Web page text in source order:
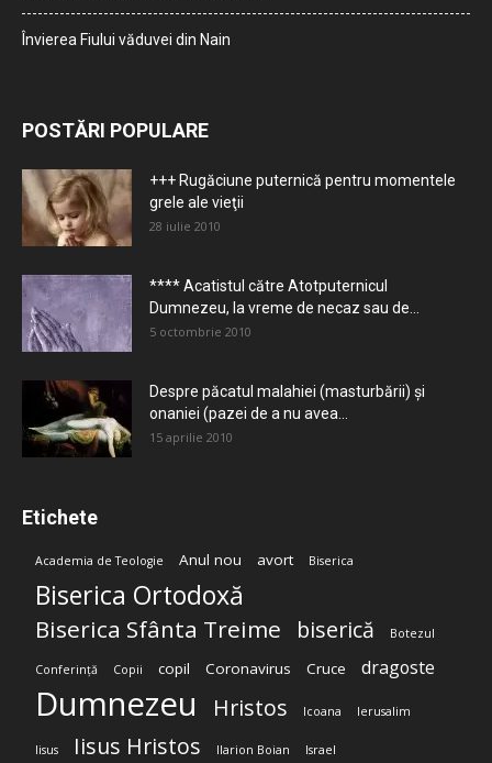
Învierea Fiului văduvei din Nain
POSTĂRI POPULARE
+++ Rugăciune puternică pentru momentele
grele ale vieţii
28 iulie 2010
**** Acatistul către Atotputernicul
Dumnezeu, la vreme de necaz sau de...
5 octombrie 2010
Despre păcatul malahiei (masturbării) şi
onaniei (pazei de a nu avea...
15 aprilie 2010
Etichete
Academia de Teologie Anul nou avort Biserica
Biserica Ortodoxă
Biserica Sfânta Treime biserică Botezul
Conferință Copii copil Coronavirus Cruce dragoste
Dumnezeu Hristos Icoana Ierusalim
Iisus Iisus Hristos Ilarion Boian Israel